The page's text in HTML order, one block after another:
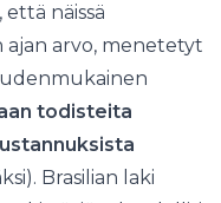
että näissä
ajan arvo, menetetyt
todisteita
Brasilian laki